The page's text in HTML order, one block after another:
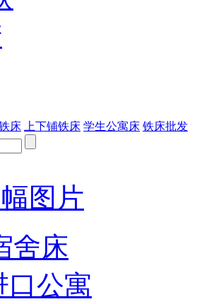
床 上下铺铁床 学生公寓床 铁床批发
图片